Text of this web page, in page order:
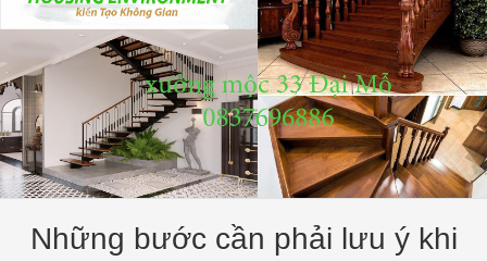
Những bước cần phải lưu ý khi